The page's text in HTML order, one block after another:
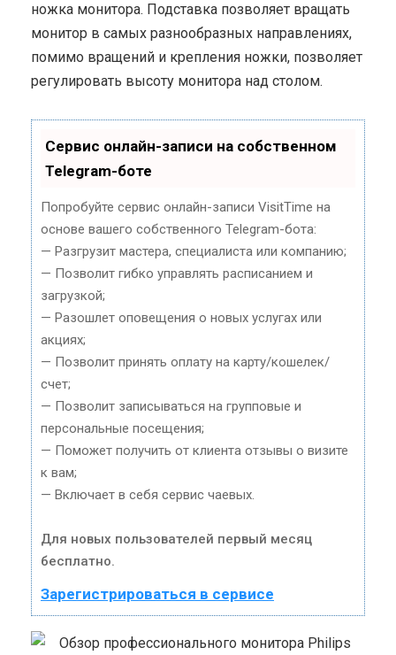
ножка монитора. Подставка позволяет вращать
монитор в самых разнообразных направлениях,
помимо вращений и крепления ножки, позволяет
регулировать высоту монитора над столом.
Сервис онлайн-записи на собственном
Telegram-боте
Попробуйте сервис онлайн-записи VisitTime на
основе вашего собственного Telegram-бота:
— Разгрузит мастера, специалиста или компанию;
— Позволит гибко управлять расписанием и
загрузкой;
— Разошлет оповещения о новых услугах или
акциях;
— Позволит принять оплату на карту/кошелек/
счет;
— Позволит записываться на групповые и
персональные посещения;
— Поможет получить от клиента отзывы о визите
к вам;
— Включает в себя сервис чаевых.
Для новых пользователей первый месяц
бесплатно.
Зарегистрироваться в сервисе